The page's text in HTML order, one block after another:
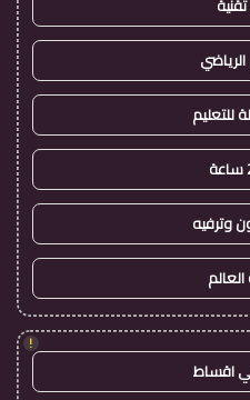
للتعليم
وترفيه
!
اقساط